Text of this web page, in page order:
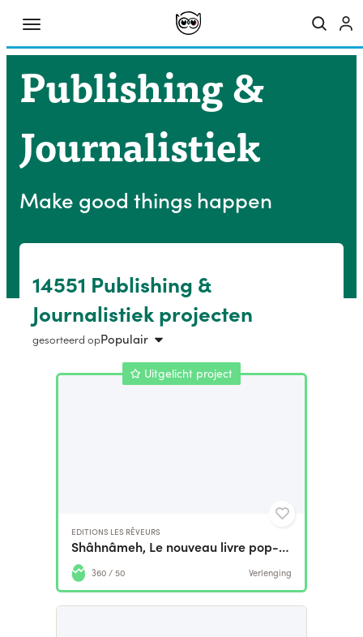
Publishing &
Journalistiek
Make good things happen
14551 Publishing &
Journalistiek projecten
gesorteerd opPopulair
Uitgelicht project
EDITIONS LES RÊVEURS
Shâhnâmeh, Le nouveau livre pop-up d'Hamid Rahmanian
360 / 50 Verlenging